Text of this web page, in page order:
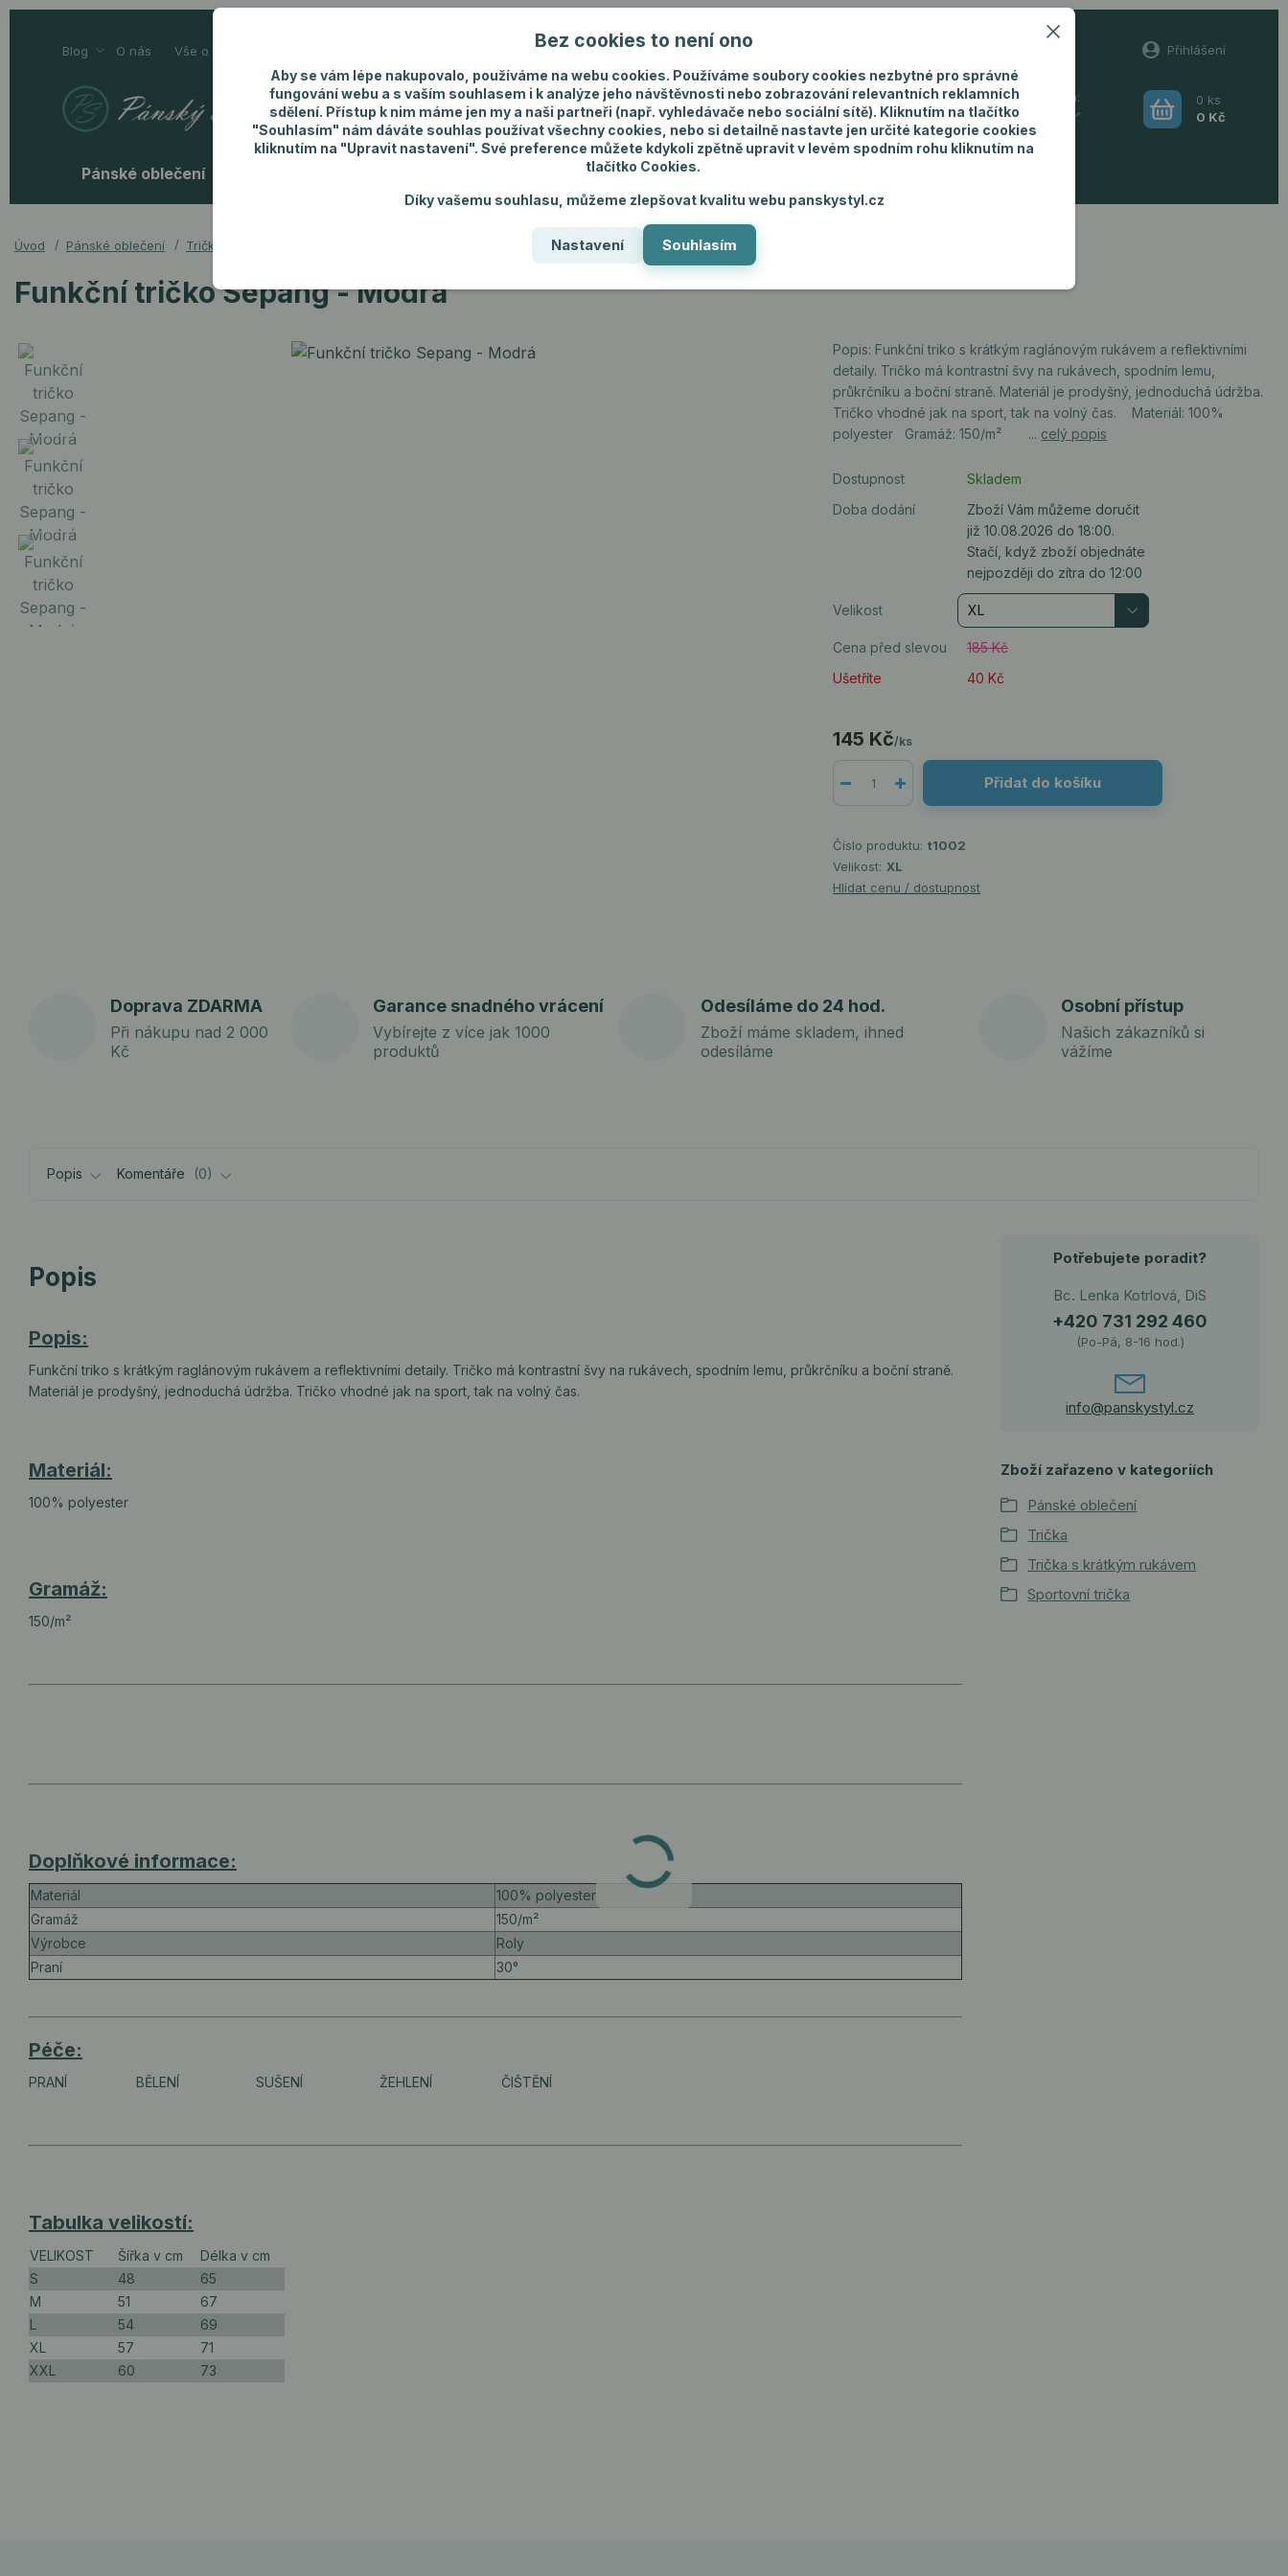
Blog O nás Vše o nákupu Nevíte si rady? Zavolejte. +420 731 292 460 Přihlášení
Hledat
0 ks
0 Kč
Pánské oblečení Pánské šperky
Úvod Pánské oblečení Trička
Funkční tričko Sepang - Modrá
Popis: Funkční triko s krátkým raglánovým rukávem a reflektivními
detaily. Tričko má kontrastní švy na rukávech, spodním lemu,
průkrčníku a boční straně. Materiál je prodyšný, jednoduchá údržba.
Tričko vhodné jak na sport, tak na volný čas. Materiál: 100%
polyester Gramáž: 150/m² ... celý popis
Dostupnost
Skladem
Doba dodání
Zboží Vám můžeme doručit
již 10.08.2026 do 18:00.
Stačí, když zboží objednáte
nejpozději do zítra do 12:00
Velikost
Cena před slevou
185 Kč
Ušetříte
40 Kč
145 Kč/ks
Přidat do košíku
Číslo produktu: t1002
Velikost: XL
Hlídat cenu / dostupnost
Doprava ZDARMA
Při nákupu nad 2 000
Kč
Garance snadného vrácení
Vybírejte z více jak 1000
produktů
Odesíláme do 24 hod.
Zboží máme skladem, ihned
odesíláme
Osobní přístup
Našich zákazníků si
vážíme
Popis Komentáře 0
Popis
Popis:
Funkční triko s krátkým raglánovým rukávem a reflektivními detaily. Tričko má kontrastní švy na rukávech, spodním lemu, průkrčníku a boční straně.
Materiál je prodyšný, jednoduchá údržba. Tričko vhodné jak na sport, tak na volný čas.
Materiál:
100% polyester
Gramáž:
150/m²
Doplňkové informace:
Materiál
100% polyester
Gramáž
150/m²
Výrobce
Roly
Praní
30°
Péče:
PRANÍ BĚLENÍ SUŠENÍ ŽEHLENÍ ČIŠTĚNÍ
Tabulka velikostí:
VELIKOST Šířka v cm
Délka v cm
S
48
65
M
51
67
L
54
69
XL
57
71
XXL
60 73
Potřebujete poradit?
Bc. Lenka Kotrlová, DiS
+420 731 292 460
(Po-Pá, 8-16 hod.)
info@panskystyl.cz
Zboží zařazeno v kategoriích
Pánské oblečení
Trička
Trička s krátkým rukávem
Sportovní trička
Bez cookies to není ono
Aby se vám lépe nakupovalo, používáme na webu cookies. Používáme soubory cookies nezbytné pro správné
fungování webu a s vaším souhlasem i k analýze jeho návštěvnosti nebo zobrazování relevantních reklamních
sdělení. Přístup k nim máme jen my a naši partneři (např. vyhledávače nebo sociální sítě). Kliknutím na tlačítko
"Souhlasím" nám dáváte souhlas používat všechny cookies, nebo si detailně nastavte jen určité kategorie cookies
kliknutím na "Upravit nastavení". Své preference můžete kdykoli zpětně upravit v levém spodním rohu kliknutím na
tlačítko Cookies.
Díky vašemu souhlasu, můžeme zlepšovat kvalitu webu panskystyl.cz
Nastavení Souhlasím